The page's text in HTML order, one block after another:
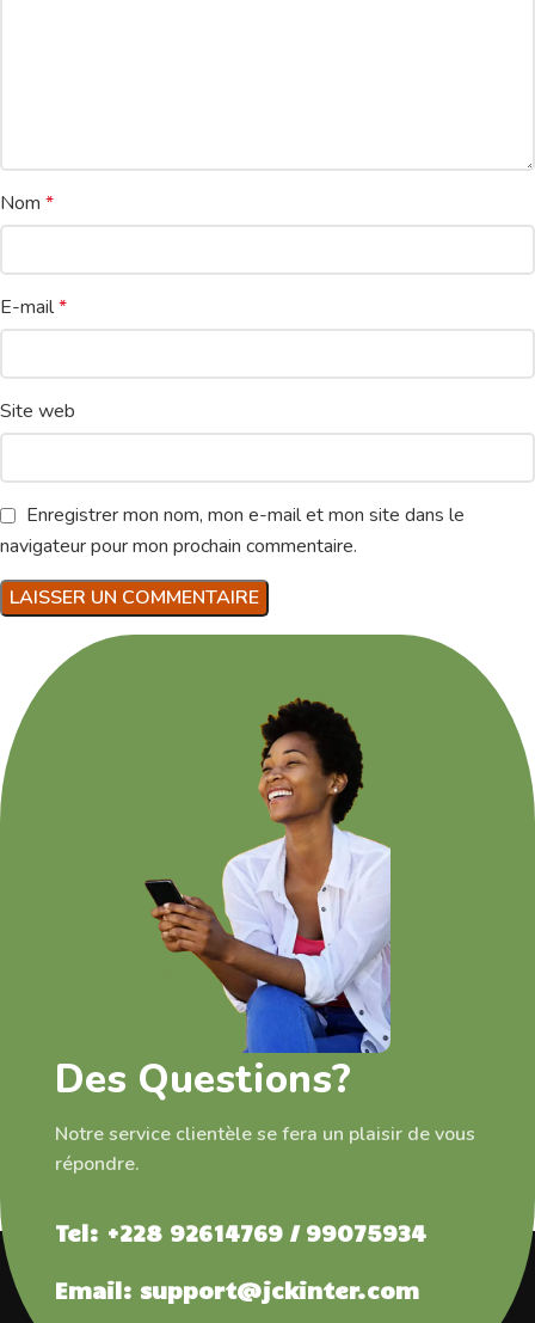
Nom *
E-mail*
Site web
Enregistrer mon nom, mon e-mail et mon site dans le
navigateur pour mon prochain commentaire.
Des Questions?
Notre service clientèle se fera un plaisir de vous
répondre.
Tel: +228 92614769 / 99075934
Email: support@jckinter.com